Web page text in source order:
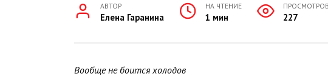
АВТОР
Елена Гаранина
НА ЧТЕНИЕ
1 мин
ПРОСМОТРОВ
227
Вообще не боится холодов